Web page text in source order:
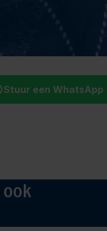
Stuur een WhatsApp